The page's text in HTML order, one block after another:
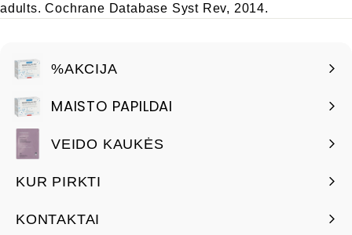
adults. Cochrane Database Syst Rev, 2014.
%AKCIJA
MAISTO PAPILDAI
VEIDO KAUKĖS
KUR PIRKTI
KONTAKTAI